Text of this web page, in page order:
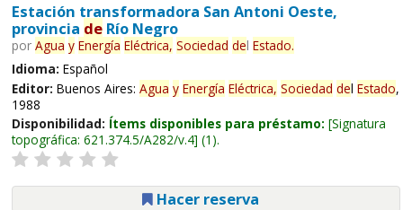
Estación transformadora San Antoni Oeste,
provincia deRío Negro
por Agua y Energía Eléctrica, Sociedad del Estado.
Idioma: Español
Editor: Buenos Aires: Agua y Energía Eléctrica, Sociedad del Estado,
1988
Disponibilidad: Ítems disponibles para préstamo: Signatura
topográfica: 621.374.5/A282/v.4 (1).
Hacer reserva